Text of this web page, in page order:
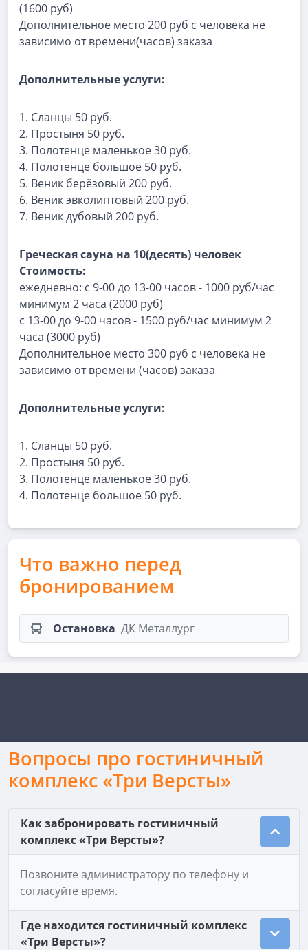
(1600 руб)
Дополнительное место 200 руб с человека не
зависимо от времени(часов) заказа
Дополнительные услуги:
1. Сланцы 50 руб.
2. Простыня 50 руб.
3. Полотенце маленькое 30 руб.
4. Полотенце большое 50 руб.
5. Веник берёзовый 200 руб.
6. Веник эвколиптовый 200 руб.
7. Веник дубовый 200 руб.
Греческая сауна на 10(десять) человек
Стоимость:
ежедневно: с 9-00 до 13-00 часов - 1000 руб/час
минимум 2 часа (2000 руб)
с 13-00 до 9-00 часов - 1500 руб/час минимум 2
часа (3000 руб)
Дополнительное место 300 руб с человека не
зависимо от времени (часов) заказа
Дополнительные услуги:
1. Сланцы 50 руб.
2. Простыня 50 руб.
3. Полотенце маленькое 30 руб.
4. Полотенце большое 50 руб.
Что важно перед
бронированием
Остановка ДК Металлург
Вопросы про гостиничный
комплекс «Три Версты»
Как забронировать гостиничный
комплекс «Три Версты»?
Позвоните администратору по телефону и
согласуйте время.
Где находится гостиничный комплекс
«Три Версты»?